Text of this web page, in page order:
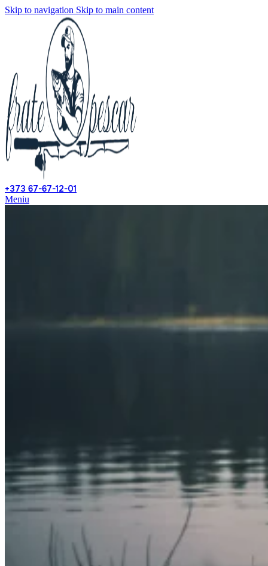
Skip to navigation Skip to main content
+373 67-67-12-01
Meniu